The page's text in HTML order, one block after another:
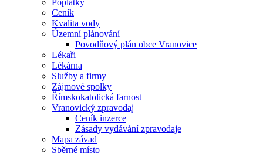
Poplatky
Ceník
Kvalita vody
Územní plánování
Povodňový plán obce Vranovice
Lékaři
Lékárna
Služby a firmy
Zájmové spolky
Římskokatolická farnost
Vranovický zpravodaj
Ceník inzerce
Zásady vydávání zpravodaje
Mapa závad
Sběrné místo